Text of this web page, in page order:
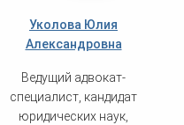
Уколова Юлия
Александровна
Ведущий адвокат-
специалист, кандидат
юридических наук,